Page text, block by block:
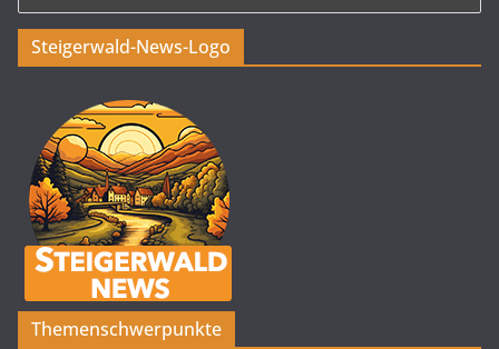
Steigerwald-News-Logo
Themenschwerpunkte